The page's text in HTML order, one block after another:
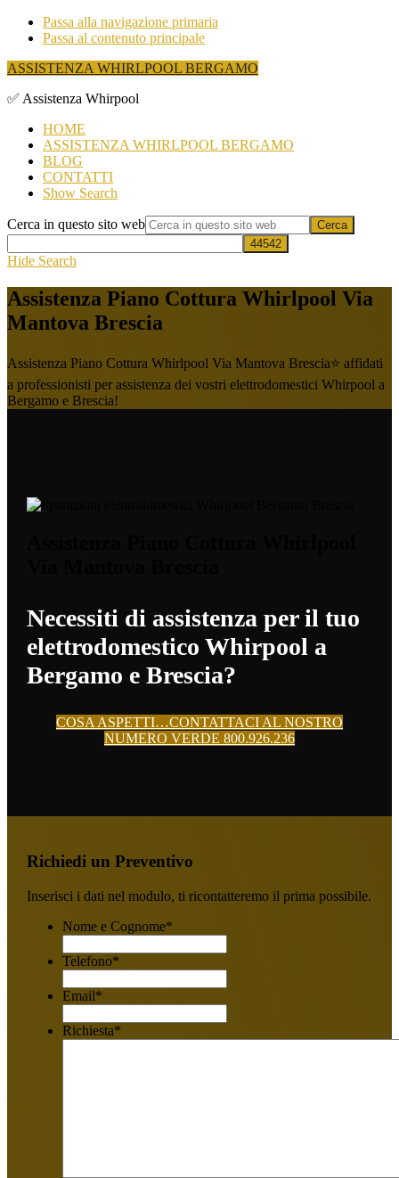
Passa alla navigazione primaria
Passa al contenuto principale
ASSISTENZA WHIRLPOOL BERGAMO
✅ Assistenza Whirpool
HOME
ASSISTENZA WHIRLPOOL BERGAMO
BLOG
CONTATTI
Show Search
Cerca in questo sito web
Hide Search
Assistenza Piano Cottura Whirlpool Via
Mantova Brescia
Assistenza Piano Cottura Whirlpool Via Mantova Brescia⭐ affidati
a professionisti per assistenza dei vostri elettrodomestici Whirpool a
Bergamo e Brescia!
Necessiti di assistenza per il tuo
elettrodomestico Whirpool a
Bergamo e Brescia?
COSA ASPETTI…CONTATTACI AL NOSTRO
NUMERO VERDE 800.926.236
Richiedi un Preventivo
Inserisci i dati nel modulo, ti ricontatteremo il prima possibile.
Nome e Cognome*
Telefono*
Email*
Richiesta*